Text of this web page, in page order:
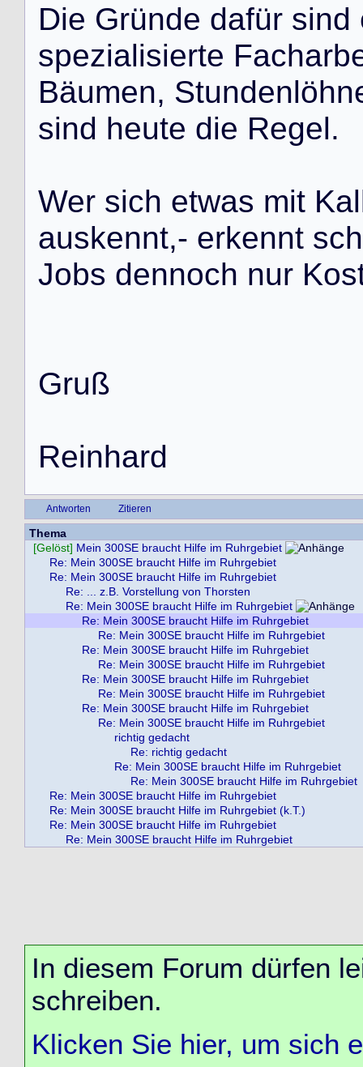
Die Gründe dafür sind
spezialisierte Facharb
Bäumen, Stundenlöhn
sind heute die Regel.
Wer sich etwas mit Kal
auskennt,- erkennt sch
Jobs dennoch nur Kos
Gruß
Reinhard
Antworten Zitieren
Thema
[Gelöst] Mein 300SE braucht Hilfe im Ruhrgebiet
Re: Mein 300SE braucht Hilfe im Ruhrgebiet
Re: Mein 300SE braucht Hilfe im Ruhrgebiet
Re: ... z.B. Vorstellung von Thorsten
Re: Mein 300SE braucht Hilfe im Ruhrgebiet
Re: Mein 300SE braucht Hilfe im Ruhrgebiet
Re: Mein 300SE braucht Hilfe im Ruhrgebiet
Re: Mein 300SE braucht Hilfe im Ruhrgebiet
Re: Mein 300SE braucht Hilfe im Ruhrgebiet
Re: Mein 300SE braucht Hilfe im Ruhrgebiet
Re: Mein 300SE braucht Hilfe im Ruhrgebiet
Re: Mein 300SE braucht Hilfe im Ruhrgebiet
Re: Mein 300SE braucht Hilfe im Ruhrgebiet
richtig gedacht
Re: richtig gedacht
Re: Mein 300SE braucht Hilfe im Ruhrgebiet
Re: Mein 300SE braucht Hilfe im Ruhrgebiet
Re: Mein 300SE braucht Hilfe im Ruhrgebiet
Re: Mein 300SE braucht Hilfe im Ruhrgebiet (k.T.)
Re: Mein 300SE braucht Hilfe im Ruhrgebiet
Re: Mein 300SE braucht Hilfe im Ruhrgebiet
In diesem Forum dürfen
schreiben.
Klicken Sie hier, um sich